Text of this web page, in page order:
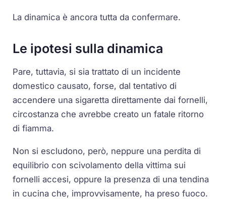
La dinamica è ancora tutta da confermare.
Le ipotesi sulla dinamica
Pare, tuttavia, si sia trattato di un incidente
domestico causato, forse, dal tentativo di
accendere una sigaretta direttamente dai fornelli,
circostanza che avrebbe creato un fatale ritorno
di fiamma.
Non si escludono, però, neppure una perdita di
equilibrio con scivolamento della vittima sui
fornelli accesi, oppure la presenza di una tendina
in cucina che, improvvisamente, ha preso fuoco.